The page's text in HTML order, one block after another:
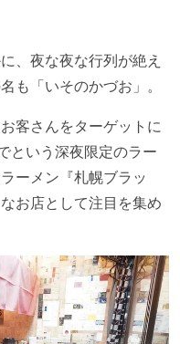
、夜な夜な行列が絶え
も「いそのかづお」。
客さんをターゲットに
という深夜限定のラー
ーメン『札幌ブラッ
お店として注目を集め